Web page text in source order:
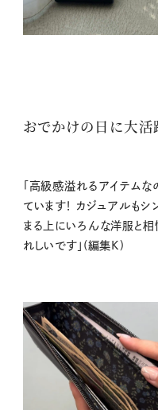
おでかけの日に大活
「高級感溢れるアイテムな
ています！ カジュアルもシ
まる上にいろんな洋服と相
れしいです」(編集K)